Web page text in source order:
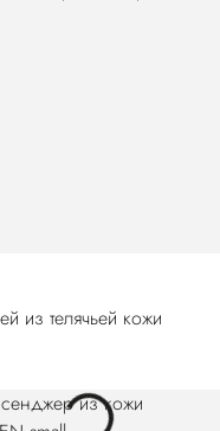
из телячьей кожи